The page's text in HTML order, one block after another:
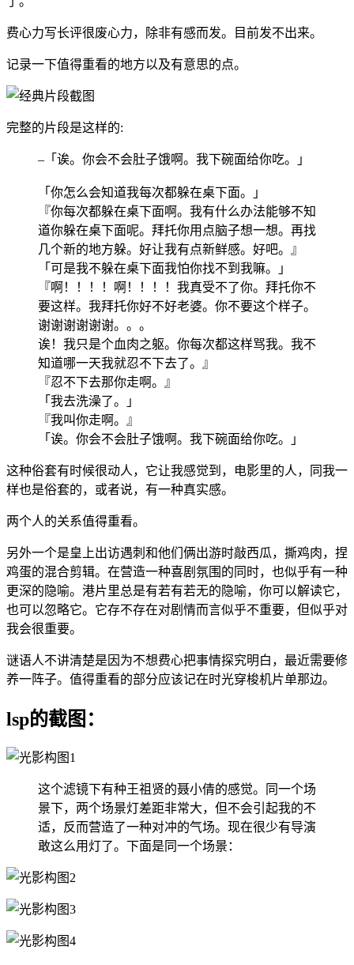
费心力写长评很废心力，除非有感而发。目前发不出来。
记录一下值得重看的地方以及有意思的点。
完整的片段是这样的:
–「诶。你会不会肚子饿啊。我下碗面给你吃。」
「你怎么会知道我每次都躲在桌下面。」
『你每次都躲在桌下面啊。我有什么办法能够不知
道你躲在桌下面呢。拜托你用点脑子想一想。再找
几个新的地方躲。好让我有点新鲜感。好吧。』
「可是我不躲在桌下面我怕你找不到我嘛。」
『啊！！！！啊！！！！我真受不了你。拜托你不
要这样。我拜托你好不好老婆。你不要这个样子。
谢谢谢谢谢谢。。。
诶！我只是个血肉之躯。你每次都这样骂我。我不
知道哪一天我就忍不下去了。』
『忍不下去那你走啊。』
「我去洗澡了。」
『我叫你走啊。』
「诶。你会不会肚子饿啊。我下碗面给你吃。」
这种俗套有时候很动人，它让我感觉到，电影里的人，同我一
样也是俗套的，或者说，有一种真实感。
两个人的关系值得重看。
另外一个是皇上出访遇刺和他们俩出游时敲西瓜，撕鸡肉，捏
鸡蛋的混合剪辑。在营造一种喜剧氛围的同时，也似乎有一种
更深的隐喻。港片里总是有若有若无的隐喻，你可以解读它，
也可以忽略它。它存不存在对剧情而言似乎不重要，但似乎对
我会很重要。
谜语人不讲清楚是因为不想费心把事情探究明白，最近需要修
养一阵子。值得重看的部分应该记在时光穿梭机片单那边。
lsp的截图：
这个滤镜下有种王祖贤的聂小倩的感觉。同一个场
景下，两个场景灯差距非常大，但不会引起我的不
适，反而营造了一种对冲的气场。现在很少有导演
敢这么用灯了。下面是同一个场景：